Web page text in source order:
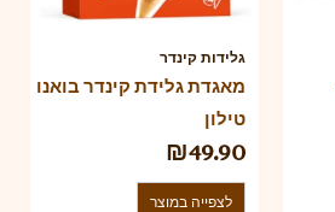
גלידות קינדר
מאגדת גלידת קינדר בואנו
טילון
₪49.90
לצפייה במוצר